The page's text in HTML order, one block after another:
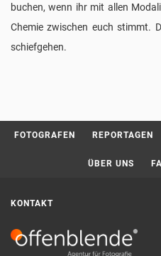
buchen, wenn ihr mit allen
Chemie zwischen euch stimmt.
schiefgehen.
FOTOGRAFEN REPORTAGEN
ÜBER UNS
KONTAKT